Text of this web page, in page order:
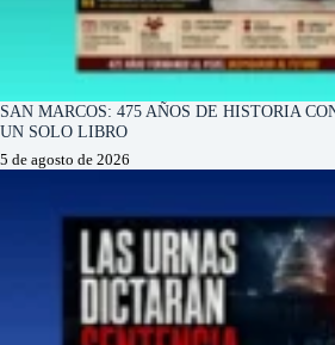
SAN MARCOS: 475 AÑOS DE HISTORIA
UN SOLO LIBRO
5 de agosto de 2026